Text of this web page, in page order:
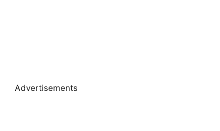
Advertisements